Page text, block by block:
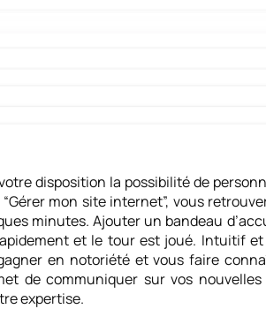
disposition la possibilité de
mon site internet”, vous
minutes. Ajouter un bandeau
et le tour est joué. Intuitif
en notoriété et vous faire
de communiquer sur vos
expertise.